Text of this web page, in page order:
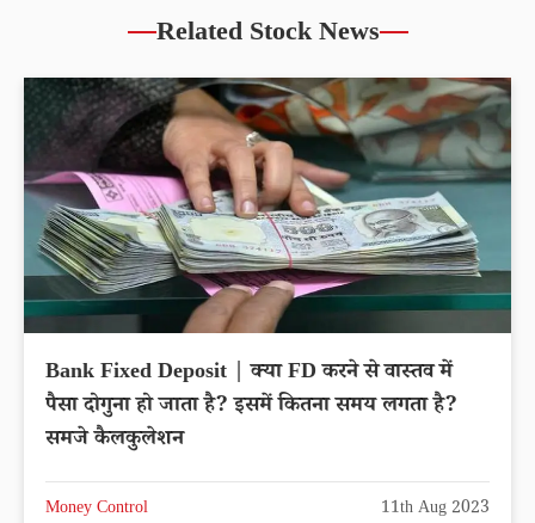
Related Stock News
Bank Fixed Deposit | क्या FD करने से वास्तव में
पैसा दोगुना हो जाता है? इसमें कितना समय लगता है?
समजे कैलकुलेशन
Money Control 11th Aug 2023